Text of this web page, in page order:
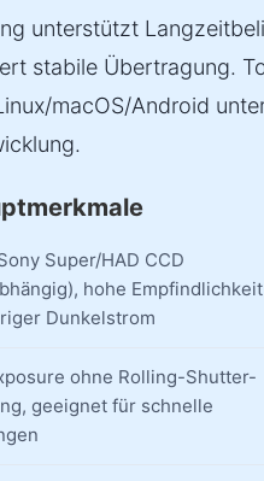
unterstützt
stabile Übertragung.
macOS/Android
Super/HAD CCD
hohe Empfindlichkeit
Dunkelstrom
ohne Rolling-Shutter-
geeignet für schnelle